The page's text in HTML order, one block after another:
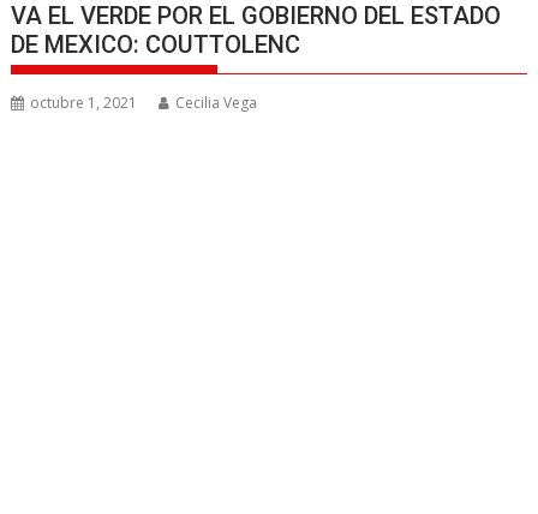
VA EL VERDE POR EL GOBIERNO DEL ESTADO
DE MEXICO: COUTTOLENC
octubre 1, 2021 Cecilia Vega